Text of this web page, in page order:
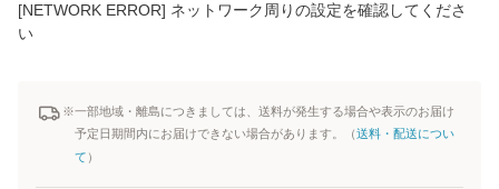
[NETWORK ERROR] ネットワーク周りの設定を確認してくださ
い
※一部地域・離島につきましては、送料が発生する場合や表示のお届け
予定日期間内にお届けできない場合があります。（送料・配送につい
て ）